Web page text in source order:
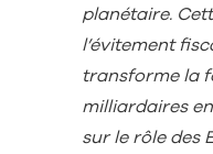
planétaire.
l’évitement
transforme la
milliardaires
sur le rôle des